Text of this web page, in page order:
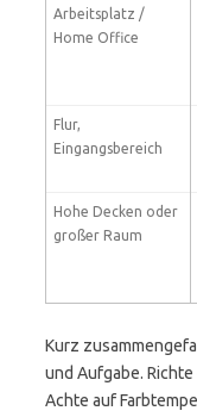
Arbeitsplatz /
Home Office
Flur,
Eingangsbereich
Hohe Decken oder
großer Raum
Kurz
und Aufgabe.
Achte auf